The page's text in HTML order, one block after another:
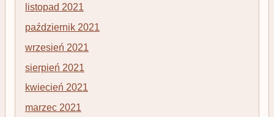
listopad 2021
październik 2021
wrzesień 2021
sierpień 2021
kwiecień 2021
marzec 2021